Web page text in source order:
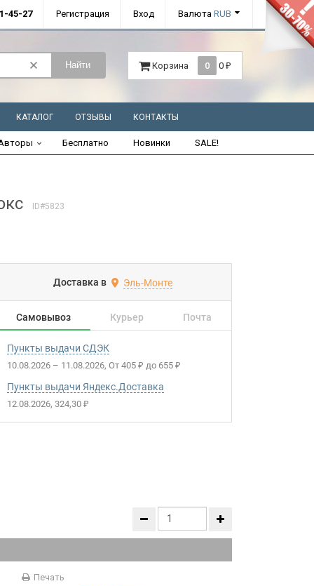
45-27 Регистрация Вход Валюта RUB
Найти Корзина 0 0 ₽
КАТАЛОГ ОТЗЫВЫ КОНТАКТЫ
Бесплатно Новинки SALE!
ID#5823
Доставка в Эль-Монте
Самовывоз Курьер Почта
Пункты выдачи СДЭК
10.08.2026 – 11.08.2026 От 405₽ до 655₽
Пункты выдачи Яндекс.Доставка
12.08.2026 324,30₽
Печать